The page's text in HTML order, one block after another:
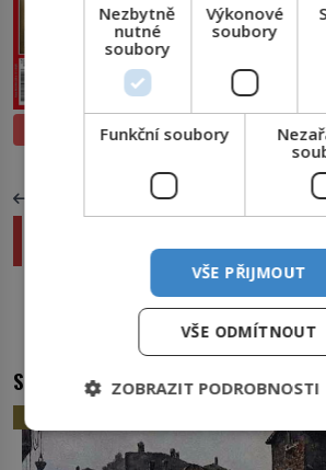
PROLISTOVAT
PŘEDCHOZÍ ČLÁNEK
herec umí také fantasticky
Pornografie: Motor
SOUVISEJÍCÍ ČLÁNKY
HISTORIE
Nezbytně
nutné
soubory
Výkonové
soubory
Funkční soubory
VŠE PŘIJMOUT
VŠE ODMÍTNOUT
ZOBRAZIT PODROBNOSTI